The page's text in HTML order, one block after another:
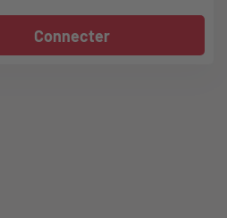
Connecter